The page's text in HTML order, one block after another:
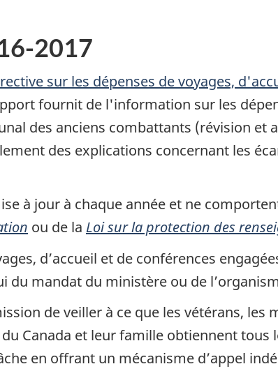
2017
sur les dépenses de voyages,
fournit de l'information sur les
des anciens combattants (révision et
des explications concernant les
à jour à chaque année et ne
ou de la Loi sur la protection des
d’accueil et de conférences
du mandat du ministère ou de
de veiller à ce que les vétérans, les
Canada et leur famille obtiennent
en offrant un mécanisme d’appel